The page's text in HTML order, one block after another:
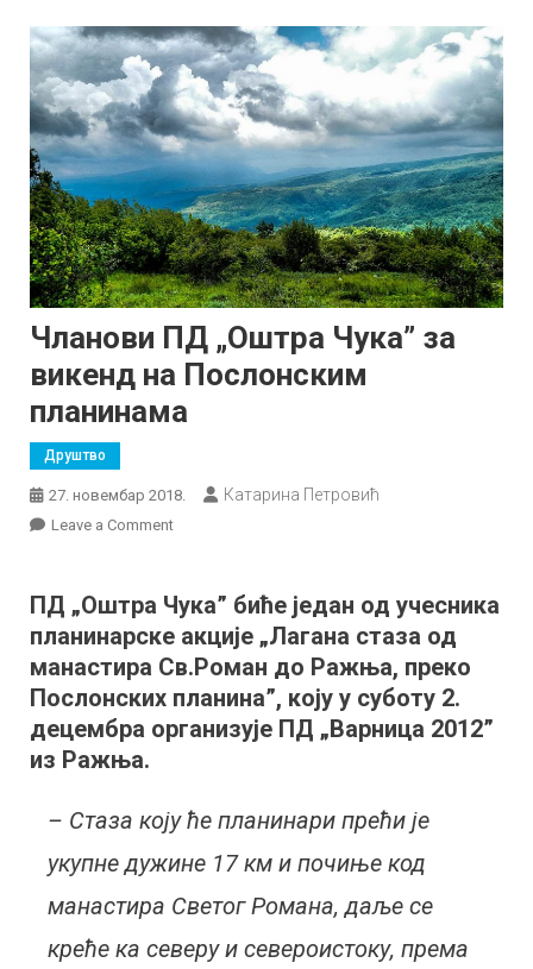
Чланови ПД „Оштра Чука” за
викенд на Послонским
планинама
Друштво
27. новембар 2018. Катарина Петровић
Leave a Commenton
„Оштра
Чука”
за
Послонским
ПД „Оштра Чука” биће један од учесника
планинарске акције „Лагана стаза од
манастира Св.Роман до Ражња, преко
Послонских планина”, коју у суботу 2.
децембра организује ПД „Варница 2012”
из Ражња.
– Стаза коју ће планинари прећи је
укупне дужине 17 км и почиње код
манастира Светог Романа, даље се
креће ка северу и североистоку, према